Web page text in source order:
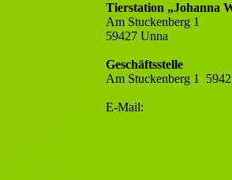
Tierstation „Johanna
Am Stuckenberg 1
59427 Unna
Geschäftsstelle
Am Stuckenberg 1
E-Mail: